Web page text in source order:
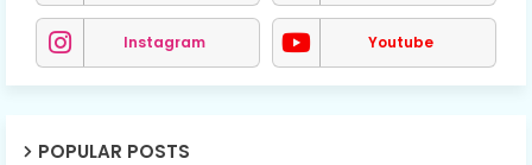
Instagram Youtube
POPULAR POSTS